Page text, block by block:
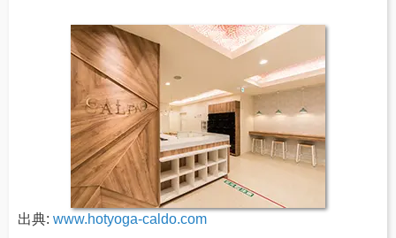
出典: www.hotyoga-caldo.com